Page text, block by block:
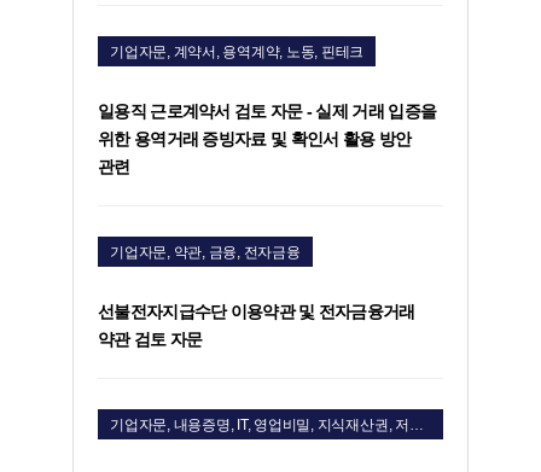
기업자문, 계약서, 용역계약, 노동, 핀테크
일용직 근로계약서 검토 자문 - 실제 거래 입증을
위한 용역거래 증빙자료 및 확인서 활용 방안
관련
기업자문, 약관, 금융, 전자금융
선불전자지급수단 이용약관 및 전자금융거래
약관 검토 자문